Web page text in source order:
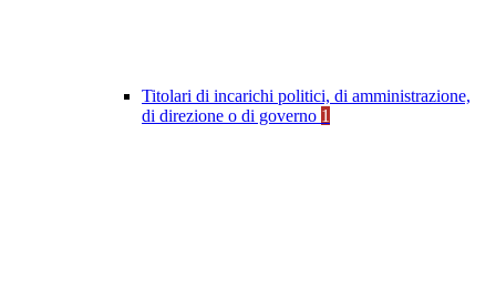
Titolari di incarichi politici, di amministrazione,
di direzione o di governo 1